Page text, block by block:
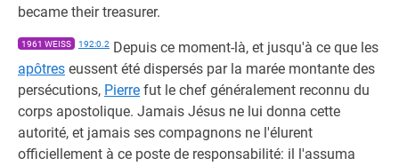
became their treasurer.
1961 WEISS 192:0.2 Depuis ce moment-là, et jusqu'à ce que les
apôtres eussent été dispersés par la marée montante des
persécutions, Pierre fut le chef généralement reconnu du
corps apostolique. Jamais Jésus ne lui donna cette
autorité, et jamais ses compagnons ne l'élurent
officiellement à ce poste de responsabilité: il l'assuma